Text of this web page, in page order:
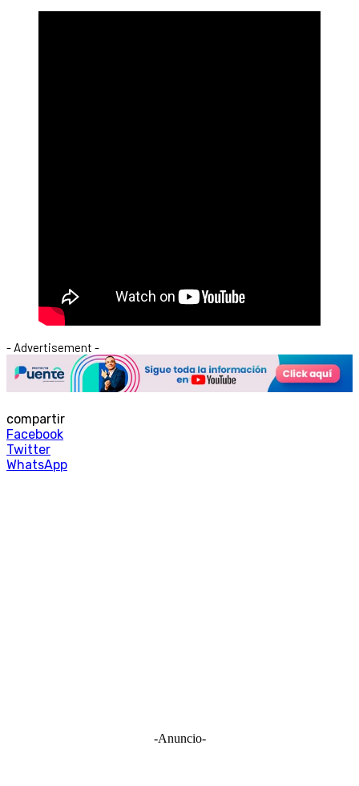
- Advertisement -
compartir
Facebook
Twitter
WhatsApp
-Anuncio-